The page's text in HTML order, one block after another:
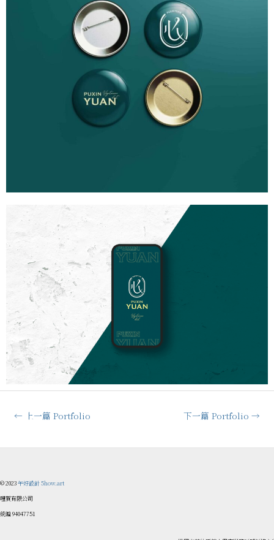
← 上一篇 Portfolio 下一篇 Portfolio→
© 2023午好設計 5how.art
哩賀有限公司
統編 94047751